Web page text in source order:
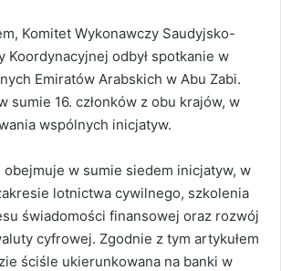
Komitet Wykonawczy Saudyjsko-
Koordynacyjnej odbył spotkanie w
Emiratów Arabskich w Abu Zabi.
sumie 16. członków z obu krajów, w
wspólnych inicjatyw.
obejmuje w sumie siedem inicjatyw, w
lotnictwa cywilnego, szkolenia
świadomości finansowej oraz rozwój
cyfrowej. Zgodnie z tym artykułem
ściśle ukierunkowana na banki w